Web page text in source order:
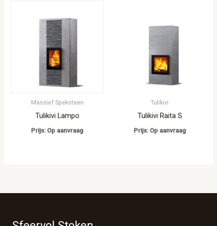
Massief Speksteen
Tulikivi Lampo
Prijs: Op aanvraag
Tulikivi
Tulikivi Raita S
Prijs: Op aanvraag